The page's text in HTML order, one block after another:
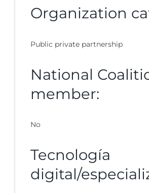
Organization
Public private partnership
National
member:
No
Tecnología
digital/